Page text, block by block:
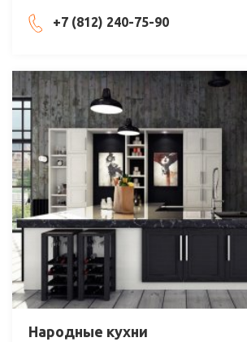
+7 (812) 240-75-90
Народные кухни